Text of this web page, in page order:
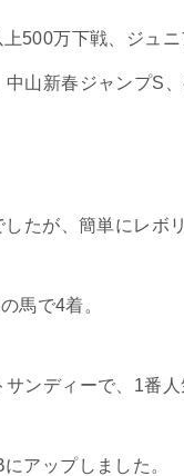
500万下戦、ジュ
山新春ジャンプS
たが、簡単にレボ
馬で4着。
ンディーで、1番人
アップしました。